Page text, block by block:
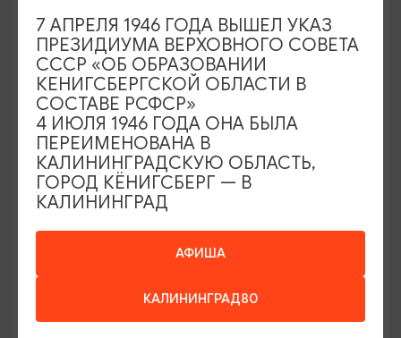
ВЫСТАВКИ
Солнечное притяжение
21.08.2026 - 20.09.2026
Калининград, Музей янтаря
ОТ 1000₽
АФИША
КАЛИНИНГРАД80
7 АПРЕЛЯ 1946 ГОДА ВЫШЕЛ УКАЗ
ПРЕЗИДИУМА ВЕРХОВНОГО СОВЕТА
СССР «ОБ ОБРАЗОВАНИИ
КЕНИГСБЕРГСКОЙ ОБЛАСТИ В
СОСТАВЕ РСФСР»
4 ИЮЛЯ 1946 ГОДА ОНА БЫЛА
ПЕРЕИМЕНОВАНА В
КАЛИНИНГРАДСКУЮ ОБЛАСТЬ,
ГОРОД КЁНИГСБЕРГ — В
КАЛИНИНГРАД